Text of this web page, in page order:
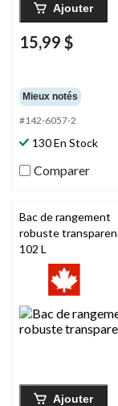
Ajouter
15,99 $
Mieux notés
#142-6057-2
130 En Stock
Comparer
Bac de rangement
robuste
102 L
Ajouter